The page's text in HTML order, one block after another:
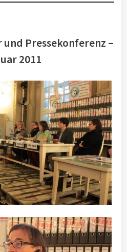
und Pressekonferenz –
2011